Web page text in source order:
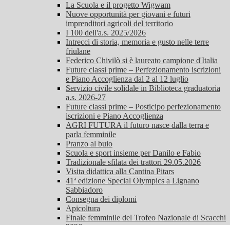
La Scuola e il progetto Wigwam
Nuove opportunità per giovani e futuri
imprenditori agricoli del territorio
I 100 dell'a.s. 2025/2026
Intrecci di storia, memoria e gusto nelle terre
friulane
Federico Chivilò si è laureato campione d'Italia
Future classi prime – Perfezionamento iscrizioni
e Piano Accoglienza dal 2 al 12 luglio
Servizio civile solidale in Biblioteca graduatoria
a.s. 2026-27
Future classi prime – Posticipo perfezionamento
iscrizioni e Piano Accoglienza
AGRI FUTURA il futuro nasce dalla terra e
parla femminile
Pranzo al buio
Scuola e sport insieme per Danilo e Fabio
Tradizionale sfilata dei trattori 29.05.2026
Visita didattica alla Cantina Pitars
41ª edizione Special Olympics a Lignano
Sabbiadoro
Consegna dei diplomi
Apicoltura
Finale femminile del Trofeo Nazionale di Scacchi